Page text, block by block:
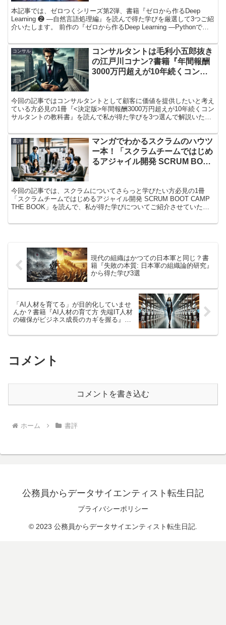
本記事では、ゼロつくシリーズ第2弾、書籍『ゼロから作るDeep
Learning ❷ ―自然言語処理編』を読んで得た学びを厳選して3つご紹
介いたします。 前作の『ゼロから作るDeep Learning ―Pythonで学
らず、非常に分かりやすかったのですが、本作も全くもって期待を裏
切らない完成度で、ニッコニコで自然言語処理の裏側の仕組みについ
て理解を深めることができました。 本書は、もはやブームにもなっ
ている生成AIの根底にある仕組みについて理解を深めたい方や、初心
者機械学習エンジニアの方にお勧めです！
コンサル
コンサルタントは毛利小五郎抜き
の江戸川コナン?書籍『年間報酬
3000万円超えが10年続くコンサ
今回の記事ではコンサルタントとして顧客に価値を提供したいと考え
ている方必見の1冊『<決定版>年間報酬3000万円超えが10年続くコン
サルタントの教科書』を読んで私が得た学びを3つ選んで解説いたし
れるコンサルタントとは？」について1つの解を教えてくれる本書
は、「コンサルタントと称される仕事として、どのように仕事をすべ
きか」に絶賛迷走中のブログ主にブッ刺さる1冊でした！ 本書は私の
ような走り始めのコンサルタントの方や、コンサルタントして飛躍し
たい方におすすめの1冊です！
書評
マンガでわかるスクラムのハウツ
ー本！「スクラムチームではじめ
るアジャイル開発 SCRUM BOOT
今回の記事では、スクラムについてさらっと学びたい方必見の1冊
「スクラムチームではじめるアジャイル開発 SCRUM BOOT CAMP
THE BOOK」を読んで、私が得た学びについてご紹介させていただ
うに、マンガ形式を織り交ぜながら、アジャイル開発の概要と実際の
とめられた1冊になります。 本記事を読んで、アジャイル開発を実践
する方にせよ、アジャイル開発ではないスタイルで開発をする方にせ
よ、本書からどのような学びが得られるのかのイメージをつけていた
だけると幸いです！
現代の組織はかつての日本軍と同じ？書
籍『失敗の本質: 日本軍の組織論的研究』
から得た学び3選
「AI人材を育てる」が目的化していませ
んか？書籍『AI人材の育て方 先端IT人材
の確保がビジネス成長のカギを握る』か
コメント
コメントを書き込む
ホーム 書評
公務員からデータサイエンティスト転生日記
プライバシーポリシー
© 2023 公務員からデータサイエンティスト転生日記.